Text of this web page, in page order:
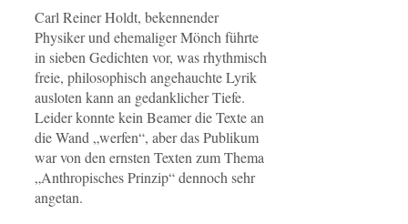
Carl Reiner Holdt, bekennender
Physiker und ehemaliger Mönch führte
in sieben Gedichten vor, was rhythmisch
freie, philosophisch angehauchte Lyrik
ausloten kann an gedanklicher Tiefe.
Leider konnte kein Beamer die Texte an
die Wand „werfen“, aber das Publikum
war von den ernsten Texten zum Thema
„Anthropisches Prinzip“ dennoch sehr
angetan.